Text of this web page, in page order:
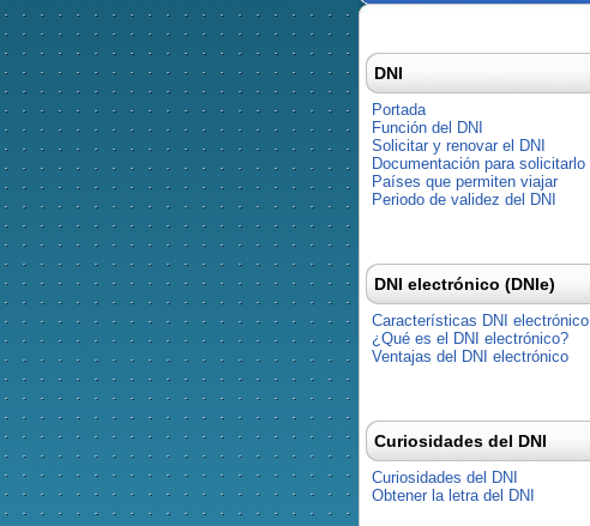
DNI
Portada
Función del DNI
Solicitar y renovar el DNI
Documentación para solicitarlo
Países que permiten viajar
Periodo de validez del DNI
DNI electrónico (DNIe)
Características DNI electrónico
¿Qué es el DNI electrónico?
Ventajas del DNI electrónico
Curiosidades del DNI
Curiosidades del DNI
Obtener la letra del DNI